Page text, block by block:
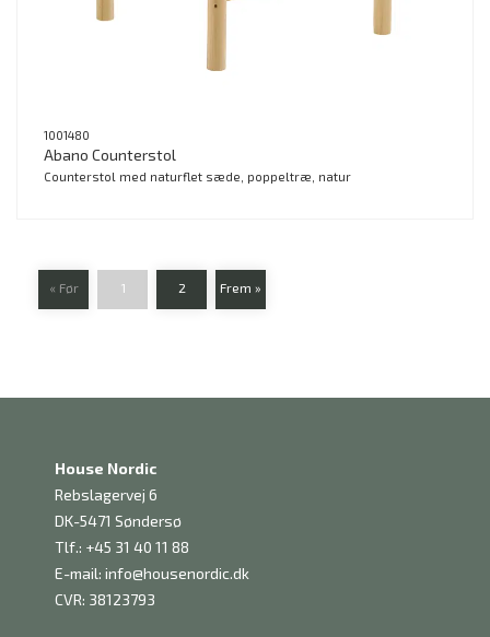
1001480
Abano Counterstol
Counterstol med naturflet sæde, poppeltræ, natur
« Før 1 2 Frem »
House Nordic
Rebslagervej 6
DK-5471 Søndersø
Tlf.: +45 31 40 11 88
E-mail: info@housenordic.dk
CVR: 38123793